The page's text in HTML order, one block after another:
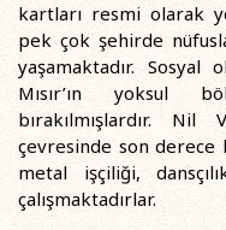
kartları resmi olarak
pek çok şehirde
yaşamaktadır.
Mısır’ın yoksul
bırakılmışlardır. Nil
çevresinde son derece
metal işçiliği,
çalışmaktadırlar.